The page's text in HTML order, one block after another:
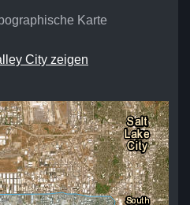
Karte
City zeigen